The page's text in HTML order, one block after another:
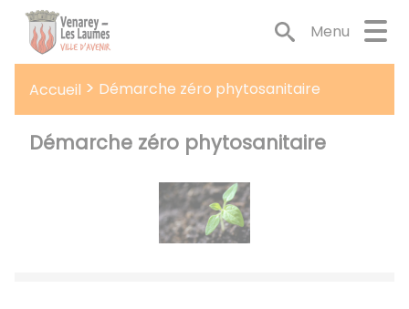
Lien
d'accès
rapide
menu
Lien
d'accès
rapide
contenu
principal
Lien
d'accès
rapide
recherche
Lien
d'accès
rapide
pied
de
page
Menu
Accueil Démarche zéro phytosanitaire
Démarche zéro phytosanitaire
Panneau de gestion des cookies